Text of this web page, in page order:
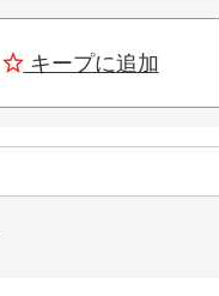
キープに追加